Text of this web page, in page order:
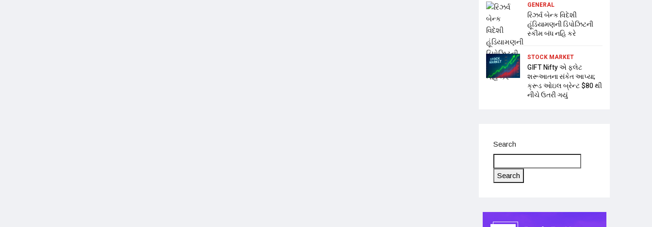
GENERAL
રિઝર્વ બેન્ક વિદેશી
હૂંડિયામણની ડિપોઝિટની
સ્કીમ બંધ નહિ કરે
STOCK MARKET
GIFT Nifty એ ફ્લેટ
શરૂઆતના સંકેત આપ્યા;
ક્રૂડ ઓઇલ બ્રેન્ટ $80 થી
નીચે ઉતરી ગયું
Search
Search